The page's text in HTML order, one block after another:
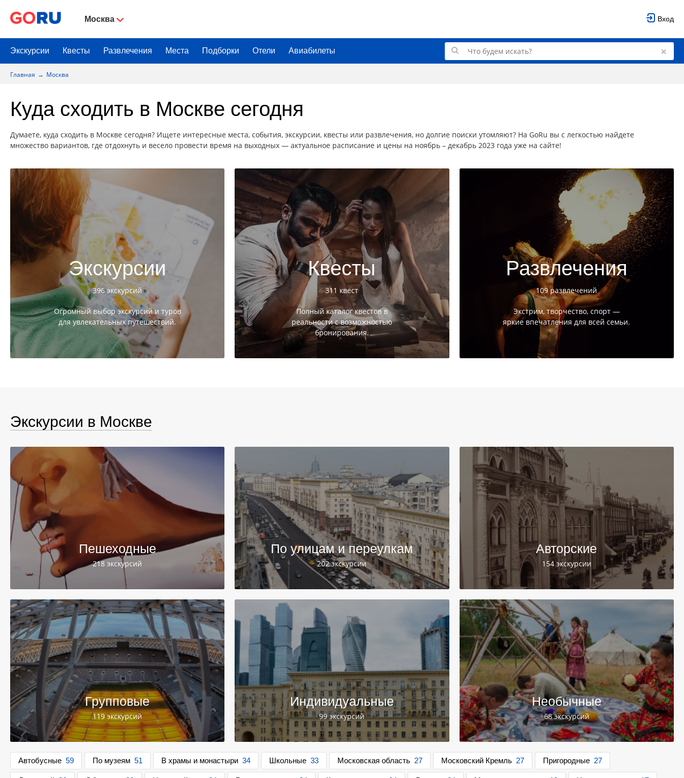
Москва Вход
Экскурсии Квесты Развлечения Места Подборки Отели Авиабилеты
Главная Москва
Куда сходить в Москве сегодня
Думаете, куда сходить в Москве сегодня? Ищете интересные места, события, экскурсии, квесты или развлечения, но долгие поиски утомляют? На GoRu вы с легкостью найдете
множество вариантов, где отдохнуть и весело провести время на выходных — актуальное расписание и цены на ноябрь – декабрь 2023 года уже на сайте!
Экскурсии
396 экскурсий
Огромный выбор экскурсий и туров
для увлекательных путешествий.
Квесты
311 квест
Полный каталог квестов в
реальности с возможностью
бронирования.
Развлечения
109 развлечений
Экстрим, творчество, спорт —
яркие впечатления для всей семьи.
Экскурсии в Москве
Пешеходные
218 экскурсий
По улицам и переулкам
202 экскурсии
Авторские
154 экскурсии
Групповые
119 экскурсий
Индивидуальные
99 экскурсий
Необычные
68 экскурсий
Автобусные 59 По музеям 51 В храмы и монастыри 34 Школьные 33 Московская область 27 Московский Кремль 27 Пригородные 27